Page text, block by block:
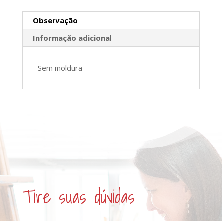
Observação
Informação adicional
Sem moldura
Tire suas dúvidas